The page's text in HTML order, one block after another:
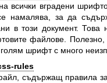
всички вградени
намалява, за да
в този документ. Това
файлове. Полезно,
шрифт с много
rules
съдържащ правила